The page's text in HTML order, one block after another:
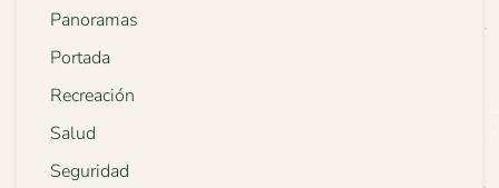
Panoramas
Portada
Recreación
Salud
Seguridad